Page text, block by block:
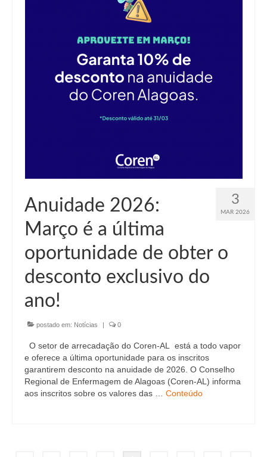
3
MAR 2026
Anuidade 2026:
Março é a última
oportunidade de obter o
desconto exclusivo do
ano!
postado em: Notícias | 0
O setor de arrecadação do Coren-AL está a todo vapor
e oferece a última oportunidade para os inscritos
garantirem desconto na anuidade de 2026. O Conselho
Regional de Enfermagem de Alagoas (Coren-AL) informa
aos inscritos sobre os valores das … Conteúdo